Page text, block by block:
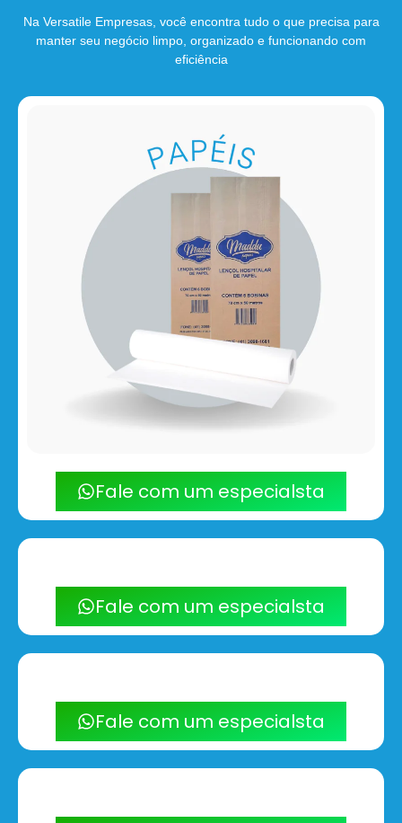
Na Versatile Empresas, você encontra tudo o que precisa para
manter seu negócio limpo, organizado e funcionando com
eficiência
Fale com um especialsta
Fale com um especialsta
Fale com um especialsta